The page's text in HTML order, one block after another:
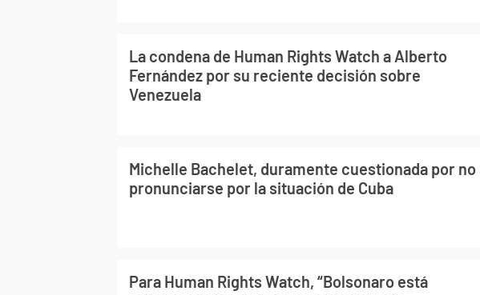
La condena de Human Rights Watch a Alberto
Fernández por su reciente decisión sobre
Venezuela
Michelle Bachelet, duramente cuestionada por no
pronunciarse por la situación de Cuba
Para Human Rights Watch, “Bolsonaro está